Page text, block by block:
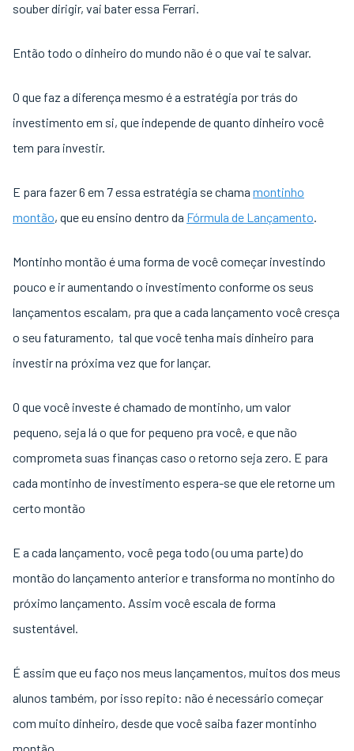
souber dirigir, vai bater essa Ferrari.
Então todo o dinheiro do mundo não é o que vai te salvar.
O que faz a diferença mesmo é a estratégia por trás do
investimento em si, que independe de quanto dinheiro você
tem para investir.
E para fazer 6 em 7 essa estratégia se chama montinho
montão, que eu ensino dentro da Fórmula de Lançamento.
Montinho montão é uma forma de você começar investindo
pouco e ir aumentando o investimento conforme os seus
lançamentos escalam, pra que a cada lançamento você cresça
o seu faturamento, tal que você tenha mais dinheiro para
investir na próxima vez que for lançar.
O que você investe é chamado de montinho, um valor
pequeno, seja lá o que for pequeno pra você, e que não
comprometa suas finanças caso o retorno seja zero. E para
cada montinho de investimento espera-se que ele retorne um
certo montão
E a cada lançamento, você pega todo (ou uma parte) do
montão do lançamento anterior e transforma no montinho do
próximo lançamento. Assim você escala de forma
sustentável.
É assim que eu faço nos meus lançamentos, muitos dos meus
alunos também, por isso repito: não é necessário começar
com muito dinheiro, desde que você saiba fazer montinho